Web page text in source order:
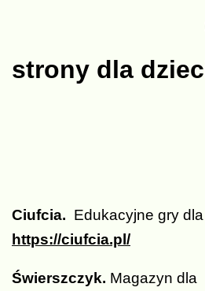
strony dla
Ciufcia. Edukacyjne gry
https://ciufcia.pl/
Świerszczyk. Magazyn dla